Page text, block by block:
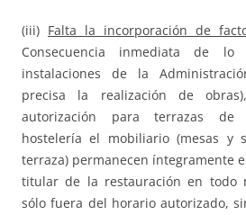
(iii) Falta la incorporación de
Consecuencia inmediata de
instalaciones de la
precisa la realización de
autorización para terrazas de
hostelería el mobiliario (mesas y
terraza) permanecen íntegramente
titular de la restauración en todo
sólo fuera del horario autorizado,